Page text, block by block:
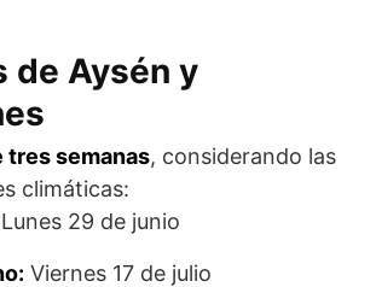
de Aysén y
tres semanas, considerando las
climáticas:
Lunes 29 de junio
Viernes 17 de julio